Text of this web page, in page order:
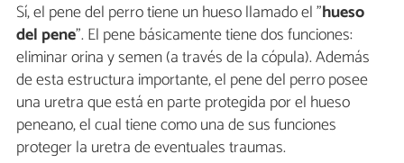
Sí, el pene del perro tiene un hueso llamado el "hueso
del pene". El pene básicamente tiene dos funciones:
eliminar orina y semen (a través de la cópula). Además
de esta estructura importante, el pene del perro posee
una uretra que está en parte protegida por el hueso
peneano, el cual tiene como una de sus funciones
proteger la uretra de eventuales traumas.